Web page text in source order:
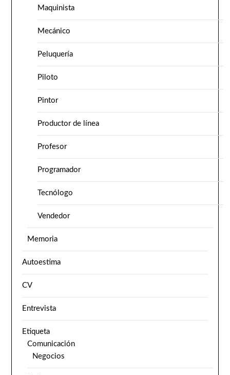
Maquinista
Mecánico
Peluquería
Piloto
Pintor
Productor de línea
Profesor
Programador
Tecnólogo
Vendedor
Memoria
Autoestima
CV
Entrevista
Etiqueta
Comunicación
Negocios